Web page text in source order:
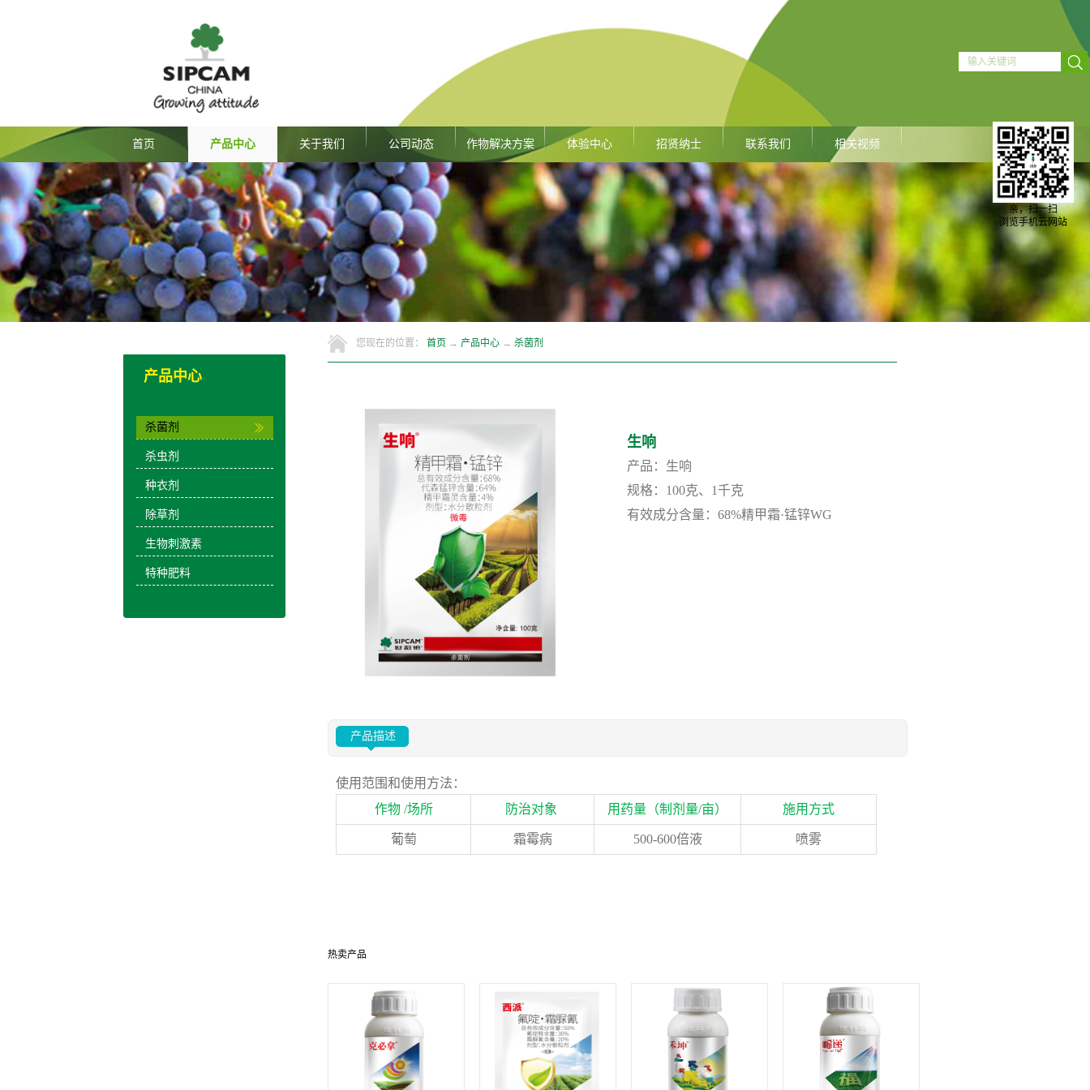
首页 产品中心 关于我们 公司动态 作物解决方案 体验中心 招贤纳士 联系我们 相关视频
产品中心
杀菌剂
杀虫剂
种衣剂
除草剂
生物刺激素
特种肥料
您现在的位置： 首页 → 产品中心 → 杀菌剂
生响
产品：生响
规格：100克、1千克
有效成分含量：68%精甲霜·锰锌WG
产品描述
使用范围和使用方法：
作物 /场所
防治对象 用药量（制剂量/亩） 施用方式
葡萄 霜霉病 500-600倍液 喷雾
热卖产品
亲，扫一扫
浏览手机云网站